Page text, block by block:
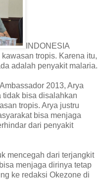
INDONESIA
tropis. Karena itu,
adalah penyakit malaria.
2013, Arya
tidak bisa disalahkan
tropis. Arya justru
bisa menjaga
dari penyakit
mencegah dari terjangkit
menjaga dirinya tetap
ke redaksi Okezone di